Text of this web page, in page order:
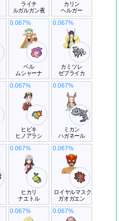
ライチ
ルガルガン夜
カリン
ヘルガー
ベル
ムシャーナ
0.067%
カミツレ
ゼブライカ
0.067%
ヒビキ
ヒノアラシ
0.067%
ミカン
ハガネール
0.067%
ヒカリ
ナエトル
0.067%
ロイヤルマスク
ガオガエン
0.067%
0.067% 0.067%